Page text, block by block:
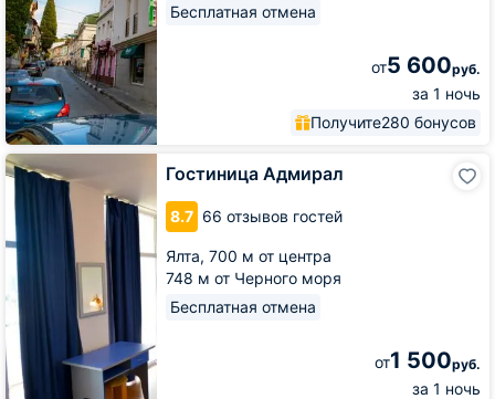
Бесплатная отмена
от5 600руб.
за 1 ночь
Получите280 бонусов
Гостиница Адмирал
8.7 66 отзывов гостей
Ялта, 700 м от центра
748 м от Черного моря
Бесплатная отмена
от1 500руб.
за 1 ночь
Гостиница
Адмирал